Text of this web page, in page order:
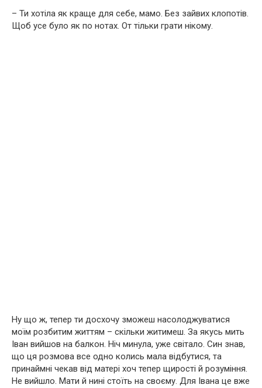
– Ти хотіла як краще для себе, мамо. Без зайвих клопотів.
Щоб усе було як по нотах. От тільки грати нікому.
Ну що ж, тепер ти досхочу зможеш насолоджуватися
моїм розбитим життям – скільки житимеш. За якусь мить
Іван вийшов на балкон. Ніч минула, уже світало. Син знав,
що ця розмова все одно колись мала відбутися, та
принаймні чекав від матері хоч тепер щирості й розуміння.
Не вийшло. Мати й нині стоїть на cвоєму. Для Івана це вже